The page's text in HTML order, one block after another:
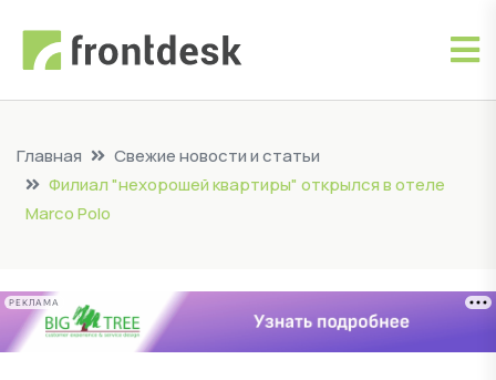
Главная
Свежие новости и статьи
Филиал "нехорошей квартиры" открылся в отеле
Marco Polo
РЕКЛАМА